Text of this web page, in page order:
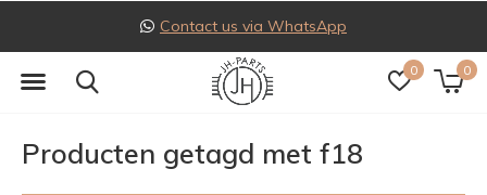
0 0
Contact us via WhatsApp
Producten getagd met f18